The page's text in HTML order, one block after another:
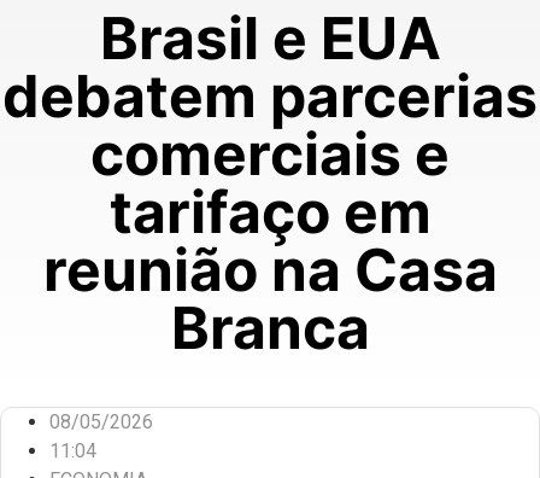
Brasil e EUA
debatem parcerias
comerciais e
tarifaço em
reunião na Casa
Branca
08/05/2026
11:04